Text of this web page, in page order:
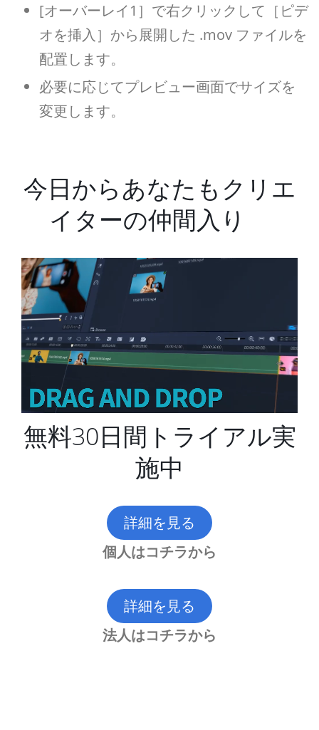
[オーバーレイ1］で右クリックして［ピデ
オを挿入］から展開した .mov ファイルを
配置します。
必要に応じてプレビュー画面でサイズを
変更します。
今日からあなたもクリエ
イターの仲間入り
無料30日間トライアル実
施中
詳細を見る
個人はコチラから
詳細を見る
法人はコチラから